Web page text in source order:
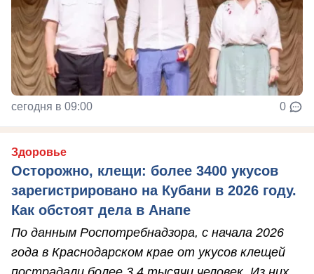
сегодня в 09:00 0
Здоровье
Осторожно, клещи: более 3400 укусов
зарегистрировано на Кубани в 2026 году.
Как обстоят дела в Анапе
По данным Роспотребнадзора, с начала 2026
года в Краснодарском крае от укусов клещей